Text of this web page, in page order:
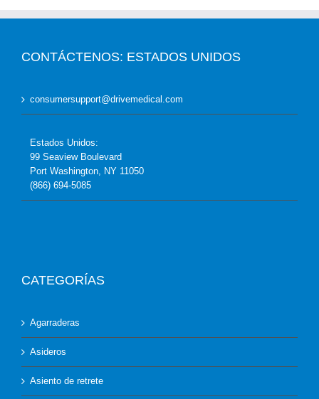
CONTÁCTENOS: ESTADOS UNIDOS
consumersupport@drivemedical.com
Estados Unidos:
99 Seaview Boulevard
Port Washington, NY 11050
(866) 694-5085
CATEGORÍAS
Agarraderas
Asideros
Asiento de retrete